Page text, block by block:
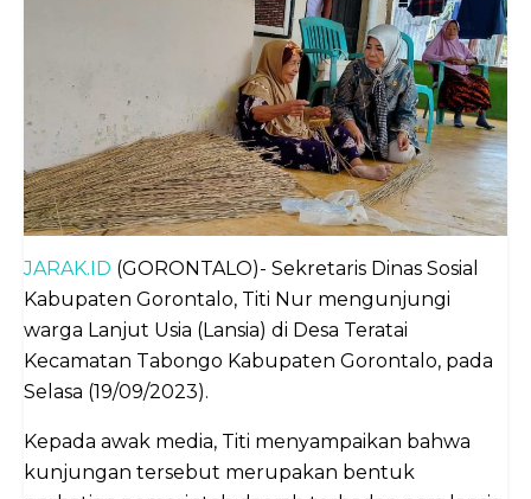
JARAK.ID (GORONTALO)- Sekretaris Dinas Sosial
Kabupaten Gorontalo, Titi Nur mengunjungi
warga Lanjut Usia (Lansia) di Desa Teratai
Kecamatan Tabongo Kabupaten Gorontalo, pada
Selasa (19/09/2023).
Kepada awak media, Titi menyampaikan bahwa
kunjungan tersebut merupakan bentuk